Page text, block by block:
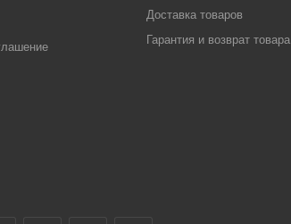
Доставка товаров
Гарантия и возврат товара